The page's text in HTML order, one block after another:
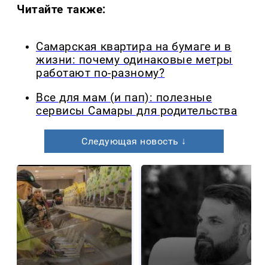
Читайте также:
Самарская квартира на бумаге и в
жизни: почему одинаковые метры
работают по-разному?
Все для мам (и пап): полезные
сервисы Самары для родительства
Следующая новость ↓